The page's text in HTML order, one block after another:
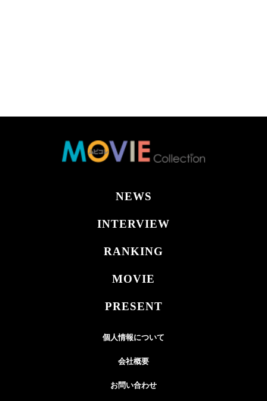
NEWS
INTERVIEW
RANKING
MOVIE
PRESENT
個人情報について
会社概要
お問い合わせ